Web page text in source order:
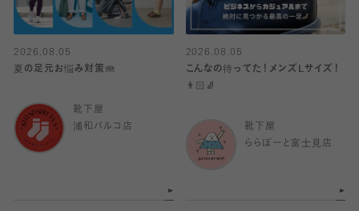
2026.08.05
夏の足元お悩み対策🪼
靴下屋
浦和パルコ店
2026.08.05
こんなの待ってた！メンズLサイズ！
👨🏻🧦
靴下屋
ららぽーと富士見店